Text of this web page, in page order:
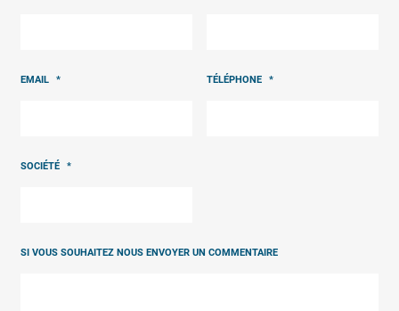
EMAIL * TÉLÉPHONE *
SOCIÉTÉ *
SI VOUS SOUHAITEZ NOUS ENVOYER UN COMMENTAIRE